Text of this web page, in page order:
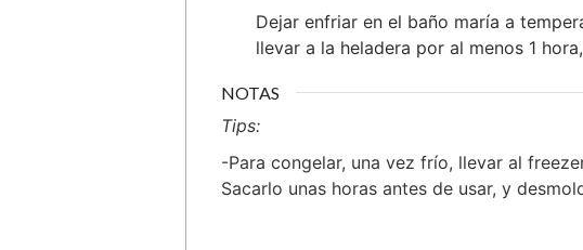
Dejar enfriar en el baño maría a
llevar a la heladera por al menos 1
NOTAS
Tips:
-Para congelar, una vez frío, llevar al
Sacarlo unas horas antes de usar, y